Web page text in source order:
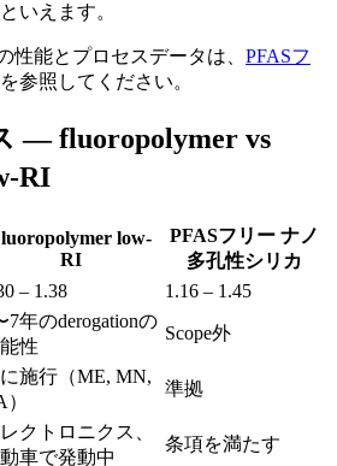
いえます。
性能とプロセスデータは、 PFASフ
を参照してください。
— fluoropolymer vs
RI
low-
RI
PFASフリー ナノ
多孔性シリカ
– 1.38
1.16 – 1.45
7年のderogationの
性
Scope外
施行（ME, MN,
準拠
クトロニクス、
車で発動中
条項を満たす